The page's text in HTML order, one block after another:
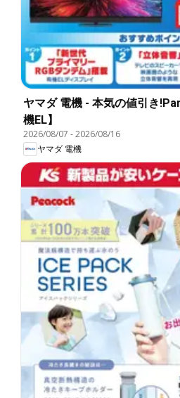
ヤマダ 電機 - 本気の値引き
機EL】
2026/08/07 -2026/08/16
ヤマダ 電機